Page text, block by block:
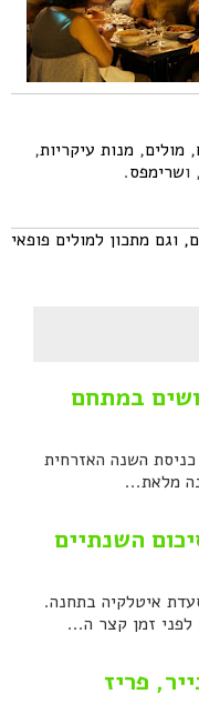
, מולים, מנות עיקריות,
, ושרימפס.
וגם מתכון למולים פופאי
במתחם
השנה האזרחית
מלאת...
השנתיים
איטלקיה בתחנה.
לפני זמן קצר ה...
פריז